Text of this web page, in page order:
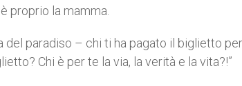
proprio la mamma.
del paradiso – chi ti ha pagato il biglietto
Chi è per te la via, la verità e la vita?!”